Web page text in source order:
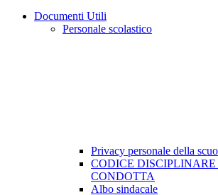
Documenti Utili
Personale scolastico
Privacy personale della
CODICE
CONDOTTA
Albo sindacale